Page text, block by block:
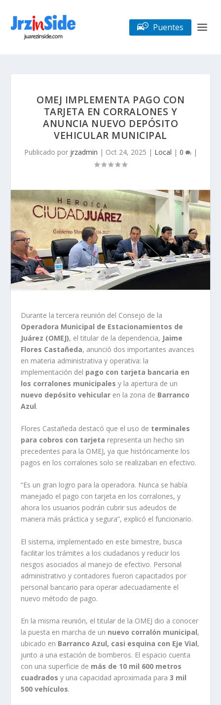
Puentes
OMEJ IMPLEMENTA PAGO CON
TARJETA EN CORRALONES Y
ANUNCIA NUEVO DEPÓSITO
VEHICULAR MUNICIPAL
Publicado por jrzadmin | Oct 24, 2025 | Local | 0 |
Durante la tercera reunión del Consejo de la
Operadora Municipal de Estacionamientos de
Juárez (OMEJ), el titular de la dependencia, Jaime
Flores Castañeda, anunció dos importantes avances
en materia administrativa y operativa: la
implementación del pago con tarjeta bancaria en
los corralones municipales y la apertura de un
nuevo depósito vehicular en la zona de Barranco
Azul.
Flores Castañeda destacó que el uso de terminales
para cobros con tarjeta representa un hecho sin
precedentes para la OMEJ, ya que históricamente los
pagos en los corralones solo se realizaban en efectivo.
“Es un gran logro para la operadora. Nunca se había
manejado el pago con tarjeta en los corralones, y
ahora los usuarios podrán cubrir sus adeudos de
manera más práctica y segura”, explicó el funcionario.
El sistema, implementado en este bimestre, busca
facilitar los trámites a los ciudadanos y reducir los
riesgos asociados al manejo de efectivo. Personal
administrativo y contadores fueron capacitados por
personal bancario para operar adecuadamente el
nuevo método de pago.
En la misma reunión, el titular de la OMEJ dio a conocer
la puesta en marcha de un nuevo corralón municipal,
ubicado en Barranco Azul, casi esquina con Eje Vial,
junto a una estación de bomberos. El espacio cuenta
con una superficie de más de 10 mil 600 metros
cuadrados y una capacidad aproximada para3 mil
500 vehículos.